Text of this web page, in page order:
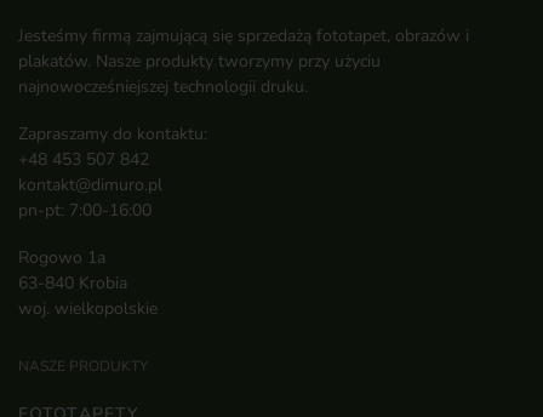
Jesteśmy firmą zajmującą się sprzedażą fototapet, obrazów i
plakatów. Nasze produkty tworzymy przy użyciu
najnowocześniejszej technologii druku.
Zapraszamy do kontaktu:
+48 453 507 842
kontakt@dimuro.pl
pn-pt: 7:00-16:00
Rogowo 1a
63-840 Krobia
woj. wielkopolskie
NASZE PRODUKTY